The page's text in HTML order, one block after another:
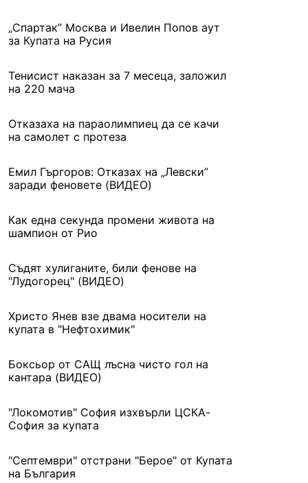
„Спартак” Москва и Ивелин Попов аут
за Купата на Русия
Тенисист наказан за 7 месеца, заложил
на 220 мача
Отказаха на параолимпиец да се качи
на самолет с протеза
Емил Гъргоров: Отказах на „Левски”
заради феновете (ВИДЕО)
Как една секунда промени живота на
шампион от Рио
Съдят хулиганите, били фенове на
"Лудогорец" (ВИДЕО)
Христо Янев взе двама носители на
купата в "Нефтохимик"
Боксьор от САЩ лъсна чисто гол на
кантара (ВИДЕО)
"Локомотив" София изхвърли ЦСКА-
София за купата
"Септември" отстрани "Берое" от Купата
на България